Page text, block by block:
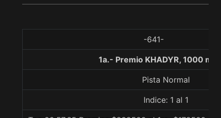
-641-
1a.- Premio KHADYR, 1000
Pista Normal
Indice: 1 al 1